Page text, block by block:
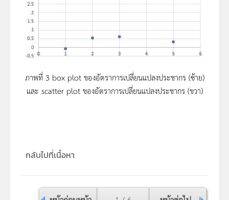
ภาพที่ 3 box plot ของอัตราการเปลี่ยนแปลงประชากร (ซ้าย)
และ scatter plot ของอัตราการเปลี่ยนแปลงประชากร (ขวา)
กลับไปที่เนื้อหา